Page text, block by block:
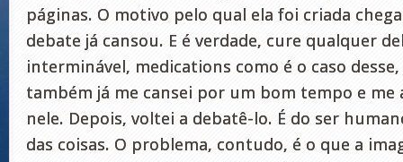
páginas. O motivo pelo qual ela foi criada
debate já cansou. E é verdade, cure qualquer
interminável, medications como é o caso
também já me cansei por um bom tempo e
nele. Depois, voltei a debatê-lo. É do ser
das coisas. O problema, contudo, é o que a